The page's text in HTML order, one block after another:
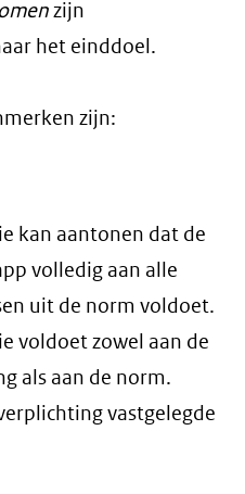
zijn
het einddoel.
zijn:
kan aantonen dat de
volledig aan alle
uit de norm voldoet.
voldoet zowel aan de
als aan de norm.
vastgelegde